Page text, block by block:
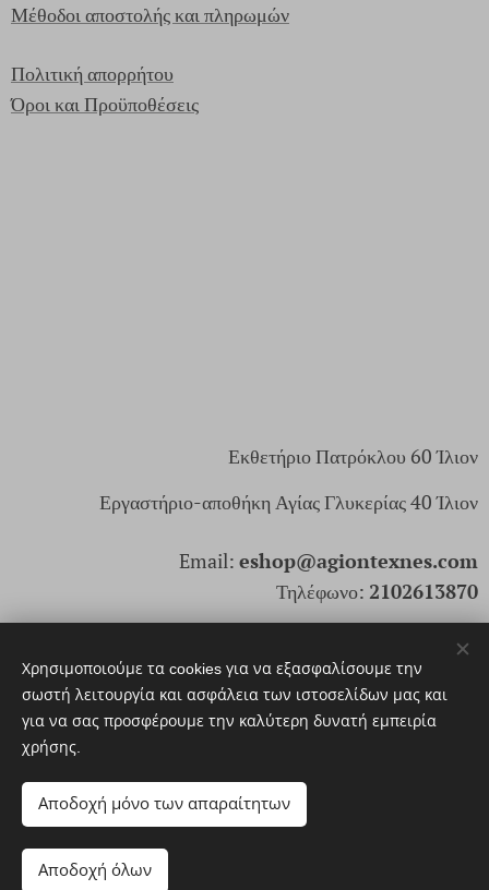
Προσθήκη στο καλάθι
Μέθοδοι αποστολής και πληρωμών
Πολιτική απορρήτου
Όροι και Προϋποθέσεις
Εκθετήριο Πατρόκλου 60 Ίλιον
Εργαστήριο-αποθήκη Αγίας Γλυκερίας 40 Ίλιον
Email: eshop@agiontexnes.com
Τηλέφωνο: 2102613870
ΑρΓΕΜΗ: 166171803000
© 2025. Αγίων Τέχνες Santi Arti. Με επιφύλαξη παντός
Cookies
Χρησιμοποιούμε τα cookies για να εξασφαλίσουμε την
σωστή λειτουργία και ασφάλεια των ιστοσελίδων μας και
για να σας προσφέρουμε την καλύτερη δυνατή εμπειρία
χρήσης.
Αποδοχή μόνο των απαραίτητων
Αποδοχή όλων